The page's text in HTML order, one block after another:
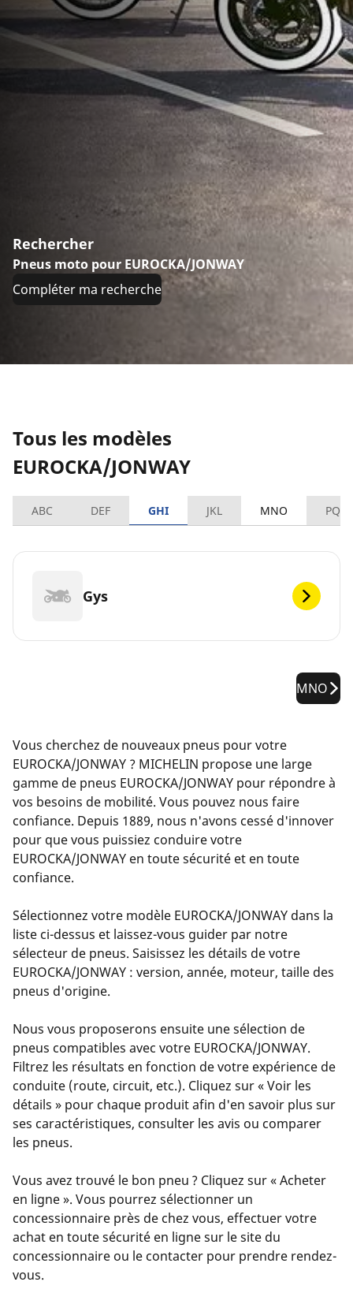
Rechercher
Pneus moto pour EUROCKA/JONWAY
Compléter ma recherche
Tous les modèles
EUROCKA/JONWAY
ABC DEF GHI JKL MNO PQRS
Gys
MNO
Vous cherchez de nouveaux pneus pour votre
EUROCKA/JONWAY ? MICHELIN propose une large
gamme de pneus EUROCKA/JONWAY pour répondre à
vos besoins de mobilité. Vous pouvez nous faire
confiance. Depuis 1889, nous n'avons cessé d'innover
pour que vous puissiez conduire votre
EUROCKA/JONWAY en toute sécurité et en toute
confiance.
Sélectionnez votre modèle EUROCKA/JONWAY dans la
liste ci-dessus et laissez-vous guider par notre
sélecteur de pneus. Saisissez les détails de votre
EUROCKA/JONWAY : version, année, moteur, taille des
pneus d'origine.
Nous vous proposerons ensuite une sélection de
pneus compatibles avec votre EUROCKA/JONWAY.
Filtrez les résultats en fonction de votre expérience de
conduite (route, circuit, etc.). Cliquez sur « Voir les
détails » pour chaque produit afin d'en savoir plus sur
ses caractéristiques, consulter les avis ou comparer
les pneus.
Vous avez trouvé le bon pneu ? Cliquez sur « Acheter
en ligne ». Vous pourrez sélectionner un
concessionnaire près de chez vous, effectuer votre
achat en toute sécurité en ligne sur le site du
concessionnaire ou le contacter pour prendre rendez-
vous.